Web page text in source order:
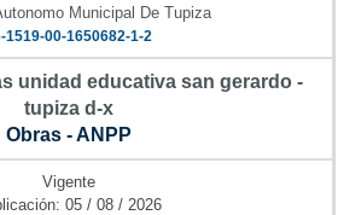
Municipal De Tupiza
1519-00-1650682-1-2
unidad educativa san gerardo -
tupiza d-x
Obras - ANPP
Vigente
05 / 08 / 2026